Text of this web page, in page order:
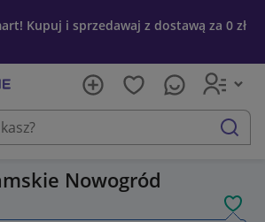
Kupuj i sprzedawaj z dostawą za 0 zł
szukaj
Nowogród